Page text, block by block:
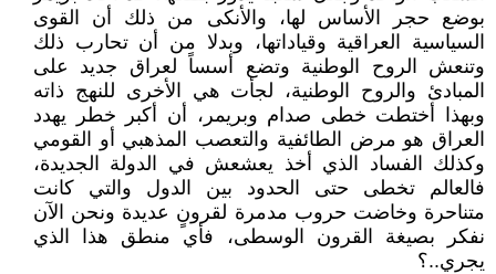
بوضع حجر الأساس لها، والأنكى من ذلك أن القوى
السياسية العراقية وقياداتها، وبدلا من أن تحارب ذلك
وتنعش الروح الوطنية وتضع أسساً لعراق جديد على
المبادئ والروح الوطنية، لجأت هي الأخرى للنهج ذاته
وبهذا أختطت خطى صدام وبريمر، أن أكبر خطر يهدد
العراق هو مرض الطائفية والتعصب المذهبي أو القومي
وكذلك الفساد الذي أخذ يعشعش في الدولة الجديدة،
فالعالم تخطى حتى الحدود بين الدول والتي كانت
متناحرة وخاضت حروب مدمرة لقرونٍ عديدة ونحن الآن
نفكر بصيغة القرون الوسطى، فأي منطق هذا الذي
يجري..؟